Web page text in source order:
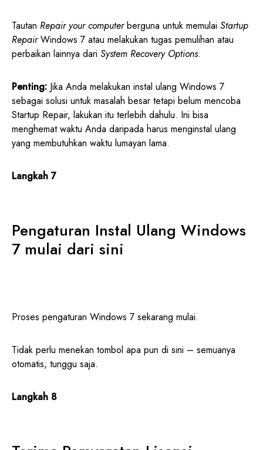
Tautan Repair your computerberguna untuk memulai Startup
RepairWindows 7 atau melakukan tugas pemulihan atau
perbaikan lainnya dari System Recovery Options.
Penting: Jika Anda melakukan instal ulang Windows 7
sebagai solusi untuk masalah besar tetapi belum mencoba
Startup Repair, lakukan itu terlebih dahulu. Ini bisa
menghemat waktu Anda daripada harus menginstal ulang
yang membutuhkan waktu lumayan lama.
Langkah 7
Pengaturan Instal Ulang Windows
7 mulai dari sini
Proses pengaturan Windows 7 sekarang mulai.
Tidak perlu menekan tombol apa pun di sini – semuanya
otomatis, tunggu saja.
Langkah 8